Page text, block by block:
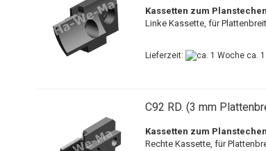
Kassetten zum
Linke Kassette, für
Lieferzeit: ca. 1
C92 RD. (3 mm
Kassetten zum
Rechte Kassette, für